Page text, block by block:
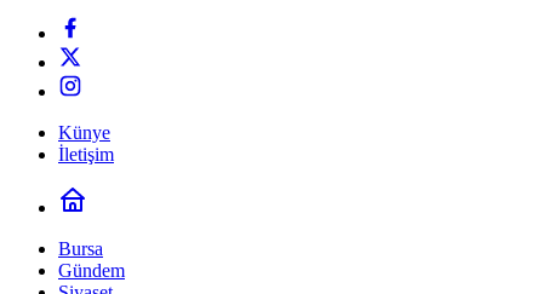
Künye
İletişim
Bursa
Gündem